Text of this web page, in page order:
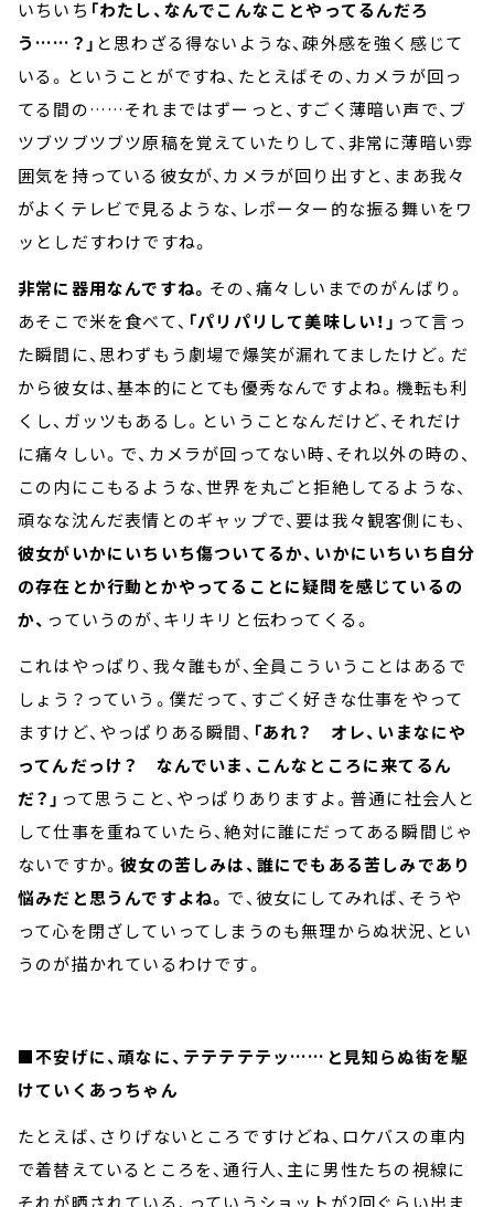
いちいち 「わたし、なんでこんなことやってるんだろ
う……？」 と思わざる得ないような、疎外感を強く感じて
いる。ということがですね、たとえばその、カメラが回っ
てる間の……それまではずーっと、すごく薄暗い声で、ブ
ツブツブツブツ原稿を覚えていたりして、非常に薄暗い雰
囲気を持っている彼女が、カメラが回り出すと、まあ我々
がよくテレビで見るような、レポーター的な振る舞いをワ
ッとしだすわけですね。
非常に器用なんですね。 その、痛々しいまでのがんばり。
あそこで米を食べて、 「パリパリして美味しい！」 って言っ
た瞬間に、思わずもう劇場で爆笑が漏れてましたけど。だ
から彼女は、基本的にとても優秀なんですよね。機転も利
くし、ガッツもあるし。ということなんだけど、それだけ
に痛々しい。で、カメラが回ってない時、それ以外の時の、
この内にこもるような、世界を丸ごと拒絶してるような、
頑なな沈んだ表情とのギャップで、要は我々観客側にも、
彼女がいかにいちいち傷ついてるか、いかにいちいち自分
の存在とか行動とかやってることに疑問を感じているの
か、 っていうのが、キリキリと伝わってくる。
これはやっぱり、我々誰もが、全員こういうことはあるで
しょう？っていう。僕だって、すごく好きな仕事をやって
ますけど、やっぱりある瞬間、 「あれ？ オレ、いまなにや
ってんだっけ？ なんでいま、こんなところに来てるん
だ？」 って思うこと、やっぱりありますよ。普通に社会人と
して仕事を重ねていたら、絶対に誰にだってある瞬間じゃ
ないですか。彼女の苦しみは、誰にでもある苦しみであり
悩みだと思うんですよね。 で、彼女にしてみれば、そうや
って心を閉ざしていってしまうのも無理からぬ状況、とい
うのが描かれているわけです。
■不安げに、頑なに、テテテテテッ……と見知らぬ街を駆
けていくあっちゃん
たとえば、さりげないところですけどね、ロケバスの車内
で着替えているところを、通行人、主に男性たちの視線に
それが晒されている、っていうショットが2回ぐらい出ま